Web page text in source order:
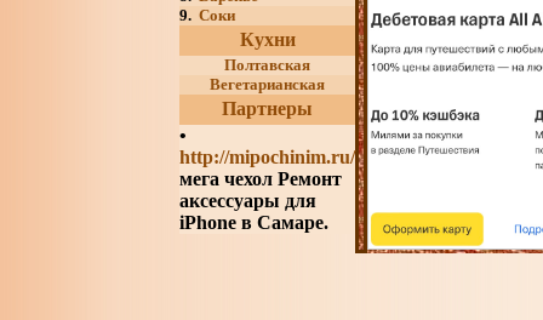
9. Соки
Кухни
Полтавская
Вегетарианская
Партнеры
•
http://mipochinim.ru/
мега чехол Ремонт
аксессуары для
iPhone в Самаре.